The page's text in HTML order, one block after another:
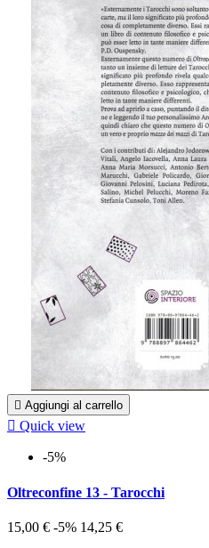
 Aggiungi al carrello
 Quick view
-5%
Oltreconfine 13 - Tarocchi
15,00 € -5% 14,25 €